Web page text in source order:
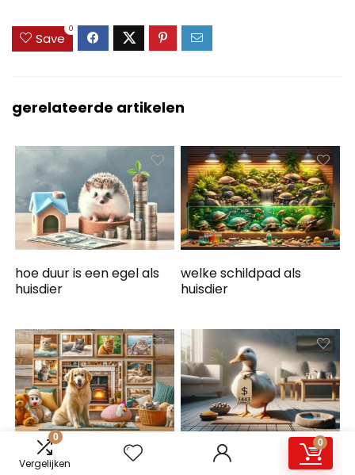
0
Vergelijken
0
Save
0
gerelateerde artikelen
hoe duur is een egel als
huisdier
welke schildpad als
huisdier
wat is een leuk huisdier
hoeveel kost een eend